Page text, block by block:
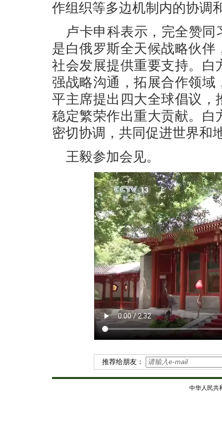
作组织等多边机制内的协调
卢卡申科表示，完全赞
是白俄罗斯全天候战略伙
社会发展提供重要支持。
强战略沟通，拓展合作领
平主席提出四大全球倡议
稳定繁荣作出重大贡献。
密切协调，共同促进世界和
王毅参加会见。
推荐给朋友：
中华人民共